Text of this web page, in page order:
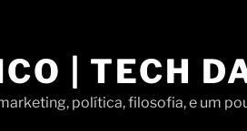
| TECH
política, filosofia, e um